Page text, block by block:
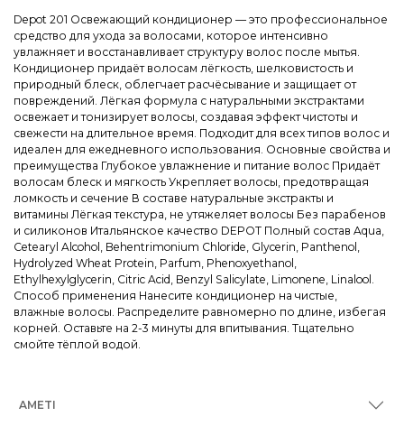
Depot 201 Освежающий кондиционер — это профессиональное
средство для ухода за волосами, которое интенсивно
увлажняет и восстанавливает структуру волос после мытья.
Кондиционер придаёт волосам лёгкость, шелковистость и
природный блеск, облегчает расчёсывание и защищает от
повреждений. Лёгкая формула с натуральными экстрактами
освежает и тонизирует волосы, создавая эффект чистоты и
свежести на длительное время. Подходит для всех типов волос и
идеален для ежедневного использования. Основные свойства и
преимущества Глубокое увлажнение и питание волос Придаёт
волосам блеск и мягкость Укрепляет волосы, предотвращая
ломкость и сечение В составе натуральные экстракты и
витамины Лёгкая текстура, не утяжеляет волосы Без парабенов
и силиконов Итальянское качество DEPOT Полный состав Aqua,
Cetearyl Alcohol, Behentrimonium Chloride, Glycerin, Panthenol,
Hydrolyzed Wheat Protein, Parfum, Phenoxyethanol,
Ethylhexylglycerin, Citric Acid, Benzyl Salicylate, Limonene, Linalool.
Способ применения Нанесите кондиционер на чистые,
влажные волосы. Распределите равномерно по длине, избегая
корней. Оставьте на 2-3 минуты для впитывания. Тщательно
смойте тёплой водой.
AMETI